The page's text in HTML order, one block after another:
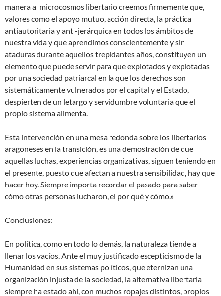
manera al microcosmos libertario creemos firmemente que,
valores como el apoyo mutuo, acción directa, la práctica
antiautoritaria y anti-jerárquica en todos los ámbitos de
nuestra vida y que aprendimos conscientemente y sin
ataduras durante aquellos trepidantes años, constituyen un
elemento que puede servir para que explotados y explotadas
por una sociedad patriarcal en la que los derechos son
sistemáticamente vulnerados por el capital y el Estado,
despierten de un letargo y servidumbre voluntaria que el
propio sistema alimenta.
Esta intervención en una mesa redonda sobre los libertarios
aragoneses en la transición, es una demostración de que
aquellas luchas, experiencias organizativas, siguen teniendo en
el presente, puesto que afectan a nuestra sensibilidad, hay que
hacer hoy. Siempre importa recordar el pasado para saber
cómo otras personas lucharon, el por qué y cómo.»
Conclusiones:
En política, como en todo lo demás, la naturaleza tiende a
llenar los vacíos. Ante el muy justificado escepticismo de la
Humanidad en sus sistemas políticos, que eternizan una
organización injusta de la sociedad, la alternativa libertaria
siempre ha estado ahí, con muchos ropajes distintos, propios